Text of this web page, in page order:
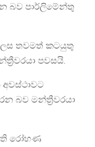
බව පාර්ලිමේන්තු
තවමත් කටයුතු
පවසයි.
බව මන්ත්‍රීවරයා
රෝහණ